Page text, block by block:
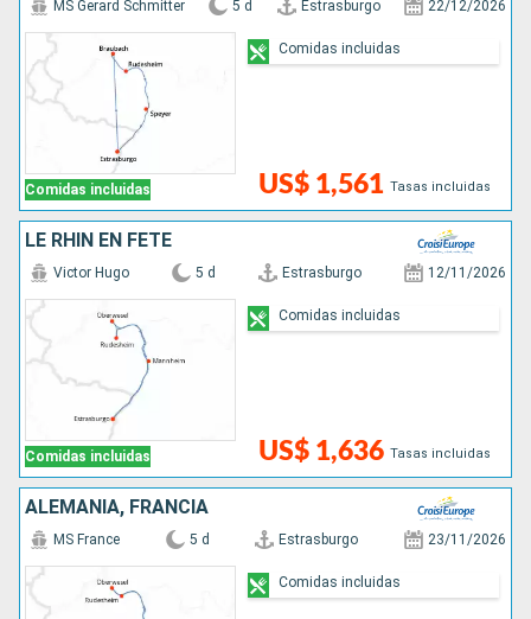
Comidas incluidas
MS Gerard Schmitter 5 d Estrasburgo 22/12/2026
US$ 1,561 Tasas incluidas
Comidas incluidas
LE RHIN EN FÊTE
Comidas incluidas
Victor Hugo 5 d Estrasburgo 12/11/2026
US$ 1,636 Tasas incluidas
Comidas incluidas
ALEMANIA, FRANCIA
MS France 5 d Estrasburgo 23/11/2026
Comidas incluidas